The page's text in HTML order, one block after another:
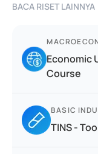
BACA RISET LAINNYA
Economic
Course
BASIC
TINS -